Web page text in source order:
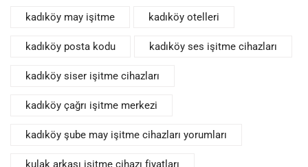
kadıköy may işitme kadıköy otelleri
kadıköy posta kodu kadıköy ses işitme cihazları
kadıköy siser işitme cihazları
kadıköy çağrı işitme merkezi
kadıköy şube may işitme cihazları yorumları
kulak arkası işitme cihazı fiyatları